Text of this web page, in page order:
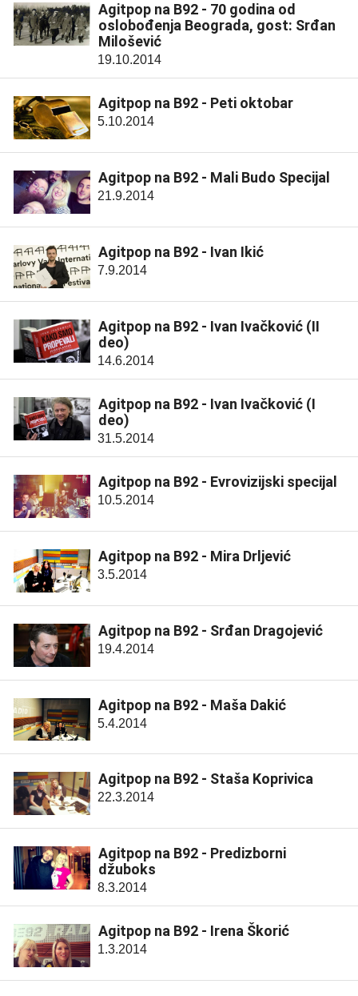
Agitpop na B92 - 70 godina od
oslobođenja Beograda, gost: Srđan
Milošević
19.10.2014
Agitpop na B92 - Peti oktobar
5.10.2014
Agitpop na B92 - Mali Budo Specijal
21.9.2014
Agitpop na B92 - Ivan Ikić
7.9.2014
Agitpop na B92 - Ivan Ivačković (II
deo)
14.6.2014
Agitpop na B92 - Ivan Ivačković (I
deo)
31.5.2014
Agitpop na B92 - Evrovizijski specijal
10.5.2014
Agitpop na B92 - Mira Drljević
3.5.2014
Agitpop na B92 - Srđan Dragojević
19.4.2014
Agitpop na B92 - Maša Dakić
5.4.2014
Agitpop na B92 - Staša Koprivica
22.3.2014
Agitpop na B92 - Predizborni
džuboks
8.3.2014
Agitpop na B92 - Irena Škorić
1.3.2014